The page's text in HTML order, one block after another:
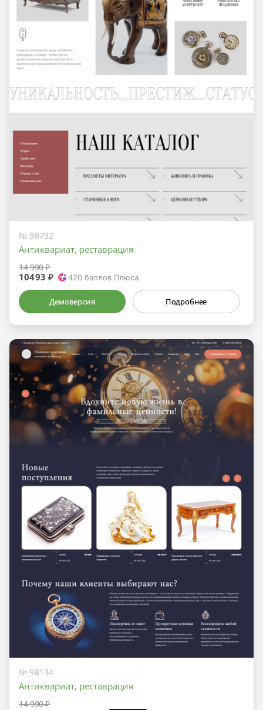
№ 98732
Антиквариат, реставрация
14 990 ₽
10493 ₽ 420 баллов Плюса
Демоверсия Подробнее
№ 98134
Антиквариат, реставрация
14 990 ₽